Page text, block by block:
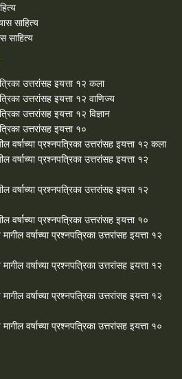
साहित्य
साहित्य
उत्तरांसह इयत्ता १२ कला
उत्तरांसह इयत्ता १२ वाणिज्य
उत्तरांसह इयत्ता १२ विज्ञान
उत्तरांसह इयत्ता १०
वर्षाच्या प्रश्‍नपत्रिका उत्तरांसह इयत्ता १२ कला
वर्षाच्या प्रश्‍नपत्रिका उत्तरांसह इयत्ता १२
वर्षाच्या प्रश्‍नपत्रिका उत्तरांसह इयत्ता १२
वर्षाच्या प्रश्‍नपत्रिका उत्तरांसह इयत्ता १०
वर्षाच्या प्रश्‍नपत्रिका उत्तरांसह इयत्ता १२
वर्षाच्या प्रश्‍नपत्रिका उत्तरांसह इयत्ता १२
वर्षाच्या प्रश्‍नपत्रिका उत्तरांसह इयत्ता १२
वर्षाच्या प्रश्‍नपत्रिका उत्तरांसह इयत्ता १०